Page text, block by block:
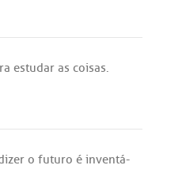
estudar as coisas.
o futuro é inventá-